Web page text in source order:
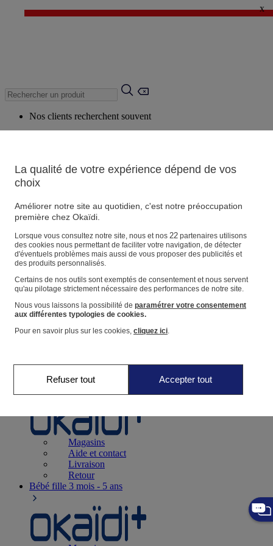
✨ LAST DAYS : Jusqu'à -60%* ✨
x
Nos clients recherchent souvent
Produits suggérés
Voir tous les produits
Magasin
Vos informations personnelles
Suivre une commande
Panier
Favoris
Naissance0-12 mois
Magasins
Aide et contact
Livraison
Retour
Bébé fille 3 mois - 5 ans
La qualité de votre expérience dépend de vos
choix
Améliorer notre site au quotidien, c'est notre préoccupation
première chez Okaïdi.
Lorsque vous consultez notre site, nous et nos 22partenaires utilisons
des cookies nous permettant de faciliter votre navigation, de détecter
d'éventuels problèmes mais aussi de vous proposer des publicités et
des produits personnalisés.
Certains de nos outils sont exemptés de consentement et nous servent
qu'au pilotage strictement nécessaire des performances de notre site.
Nous vous laissons la possibilité de paramétrer votre consentement
aux différentes typologies de cookies.
Pour en savoir plus sur les cookies, cliquez ici.
Refuser tout Accepter tout